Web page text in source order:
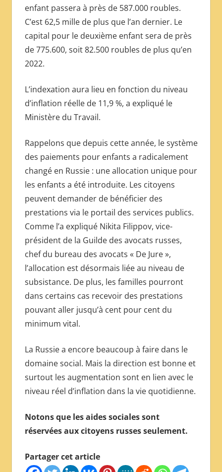
enfant passera à près de 587.000 roubles.
C’est 62,5 mille de plus que l’an dernier. Le
capital pour le deuxième enfant sera de près
de 775.600, soit 82.500 roubles de plus qu’en
2022.
L’indexation aura lieu en fonction du niveau
d’inflation réelle de 11,9 %, a expliqué le
Ministère du Travail.
Rappelons que depuis cette année, le système
des paiements pour enfants a radicalement
changé en Russie : une allocation unique pour
les enfants a été introduite. Les citoyens
peuvent demander de bénéficier des
prestations via le portail des services publics.
Comme l’a expliqué Nikita Filippov, vice-
président de la Guilde des avocats russes,
chef du bureau des avocats « De Jure »,
l’allocation est désormais liée au niveau de
subsistance. De plus, les familles pourront
dans certains cas recevoir des prestations
pouvant aller jusqu’à cent pour cent du
minimum vital.
La Russie a encore beaucoup à faire dans le
domaine social. Mais la direction est bonne et
surtout les augmentation sont en lien avec le
niveau réel d’inflation dans la vie quotidienne.
Notons que les aides sociales sont
réservées aux citoyens russes seulement.
Partager cet article